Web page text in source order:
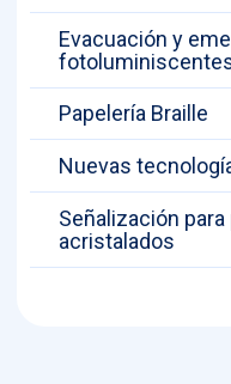
Evacuación y
Papelería Braille
Nuevas
Señalización
acristalados